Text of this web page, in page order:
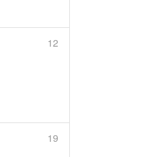
12
19